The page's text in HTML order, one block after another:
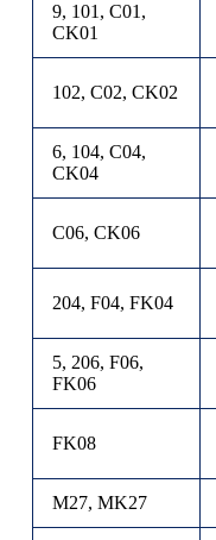
9, 101, C01,
CK01
102, C02, CK02
6, 104, C04,
CK04
C06, CK06
204, F04, FK04
5, 206, F06,
FK06
FK08
M27, MK27